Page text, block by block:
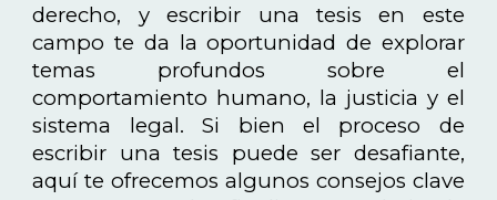
derecho, y escribir una tesis en este
campo te da la oportunidad de explorar
temas profundos sobre el
comportamiento humano, la justicia y el
sistema legal. Si bien el proceso de
escribir una tesis puede ser desafiante,
aquí te ofrecemos algunos consejos clave